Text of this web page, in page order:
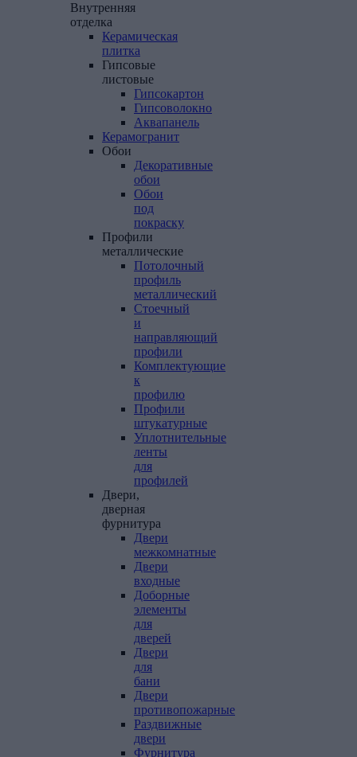
Внутренняя
отделка
Керамическая
плитка
Гипсовые
листовые
Гипсокартон
Гипсоволокно
Аквапанель
Керамогранит
Обои
Декоративные
обои
Обои
под
покраску
Профили
металлические
Потолочный
профиль
металлический
Стоечный
и
направляющий
профили
Комплектующие
к
профилю
Профили
штукатурные
Уплотнительные
ленты
для
профилей
Двери,
дверная
фурнитура
Двери
межкомнатные
Двери
входные
Доборные
элементы
для
дверей
Двери
для
бани
Двери
противопожарные
Раздвижные
двери
Фурнитура